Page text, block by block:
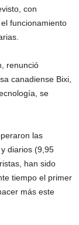
con
funcionamiento
renunció
canadiense Bixi,
se
las
diarios (9,95
han sido
tiempo el primer
más este